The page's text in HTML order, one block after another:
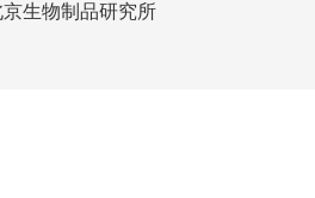
生物制品研究所